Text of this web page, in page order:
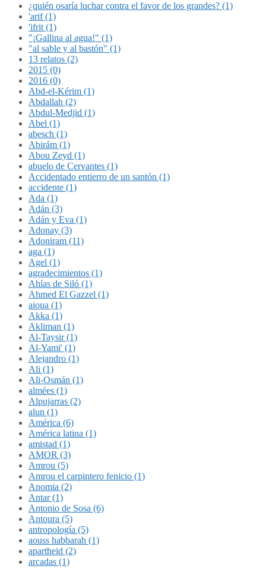
¿quién osaría luchar contra el favor de los grandes? (1)
'arif (1)
'ifrit (1)
"¡Gallina al agua!" (1)
"al sable y al bastón" (1)
13 relatos (2)
2015 (0)
2016 (0)
Abd-el-Kérim (1)
Abdallah (2)
Abdul-Medjid (1)
Abel (1)
abesch (1)
Abirám (1)
Abou Zeyd (1)
abuelo de Cervantes (1)
Accidentado entierro de un santón (1)
accidente (1)
Ada (1)
Adán (3)
Adán y Eva (1)
Adonay (3)
Adoniram (11)
aga (1)
Agel (1)
agradecimientos (1)
Ahías de Siló (1)
Ahmed El Gazzel (1)
aioua (1)
Akka (1)
Akliman (1)
Al-Taysir (1)
Al-Yami' (1)
Alejandro (1)
Ali (1)
Ali-Osmán (1)
almées (1)
Alpujarras (2)
alun (1)
América (6)
América latina (1)
amistad (1)
AMOR (3)
Amrou (5)
Amrou el carpintero fenicio (1)
Anomia (2)
Antar (1)
Antonio de Sosa (6)
Antoura (5)
antropología (5)
aouss habbarah (1)
apartheid (2)
arcadas (1)